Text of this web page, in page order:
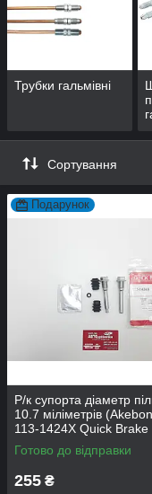
Трубки гальмівні
Сортування
Подарунок
Р/к супорта діаметр
10.7 міліметрів
113-1424X Quick Brake
Готово до відправки
255 ₴